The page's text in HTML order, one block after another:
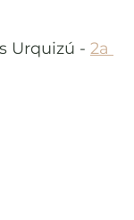
Urquizú - 2a